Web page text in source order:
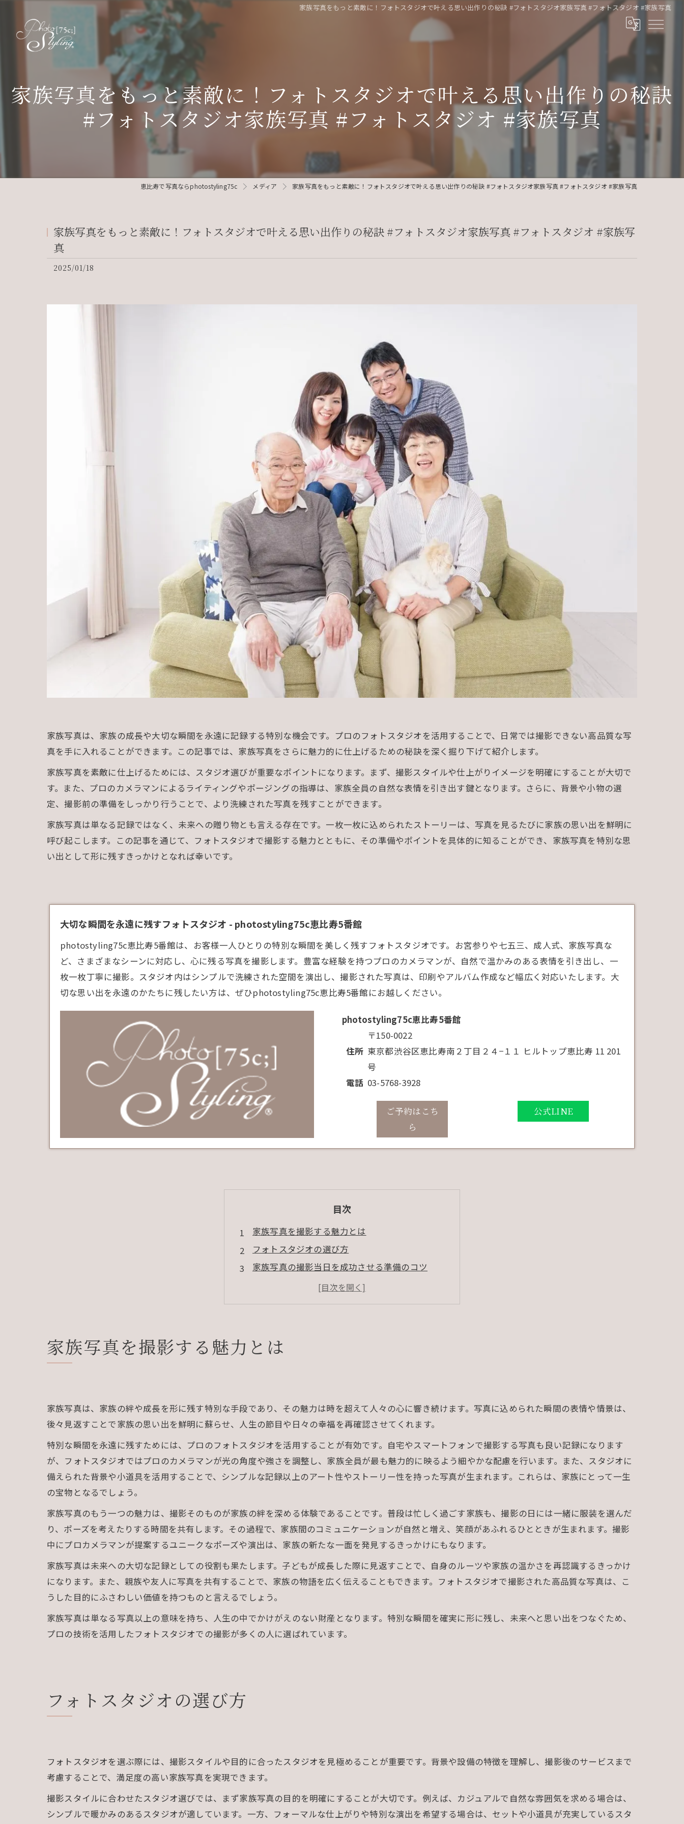
家族写真をもっと素敵に！フォトスタジオで叶える思い出作りの秘訣 #フォトスタジオ家族写真 #フォトスタジオ #家族写真
家族写真をもっと素敵に！フォトスタジオで叶える思い出作りの秘訣
#フォトスタジオ家族写真 #フォトスタジオ #家族写真
恵比寿で写真ならphotostyling75c メディア 家族写真をもっと素敵に！フォトスタジオで叶える思い出作りの秘訣 #フォトスタジオ家族写真 #フォトスタジオ #家族写真
家族写真をもっと素敵に！フォトスタジオで叶える思い出作りの秘訣 #フォトスタジオ家族写真 #フォトスタジオ #家族写
真
2025/01/18
家族写真は、家族の成長や大切な瞬間を永遠に記録する特別な機会です。プロのフォトスタジオを活用することで、日常では撮影できない高品質な写
真を手に入れることができます。この記事では、家族写真をさらに魅力的に仕上げるための秘訣を深く掘り下げて紹介します。
家族写真を素敵に仕上げるためには、スタジオ選びが重要なポイントになります。まず、撮影スタイルや仕上がりイメージを明確にすることが大切で
す。また、プロのカメラマンによるライティングやポージングの指導は、家族全員の自然な表情を引き出す鍵となります。さらに、背景や小物の選
定、撮影前の準備をしっかり行うことで、より洗練された写真を残すことができます。
家族写真は単なる記録ではなく、未来への贈り物とも言える存在です。一枚一枚に込められたストーリーは、写真を見るたびに家族の思い出を鮮明に
呼び起こします。この記事を通じて、フォトスタジオで撮影する魅力とともに、その準備やポイントを具体的に知ることができ、家族写真を特別な思
い出として形に残すきっかけとなれば幸いです。
大切な瞬間を永遠に残すフォトスタジオ - photostyling75c恵比寿5番館
photostyling75c恵比寿5番館は、お客様一人ひとりの特別な瞬間を美しく残すフォトスタジオです。お宮参りや七五三、成人式、家族写真な
ど、さまざまなシーンに対応し、心に残る写真を撮影します。豊富な経験を持つプロのカメラマンが、自然で温かみのある表情を引き出し、一
枚一枚丁寧に撮影。スタジオ内はシンプルで洗練された空間を演出し、撮影された写真は、印刷やアルバム作成など幅広く対応いたします。大
切な思い出を永遠のかたちに残したい方は、ぜひphotostyling75c恵比寿5番館にお越しください。
photostyling75c恵比寿5番館
住所
〒150-0022
東京都渋谷区恵比寿南２丁目２４−１１ ヒルトップ恵比寿 11 201
号
電話 03-5768-3928
ご予約はこち
ら
公式LINE
目次
家族写真を撮影する魅力とは
フォトスタジオの選び方
家族写真の撮影当日を成功させる準備のコツ
フォトスタジオ撮影で活用したいアイデア集
家族写真を最大限に活かすための活用方法
よくある質問
会社概要
家族写真を撮影する魅力とは
家族写真は、家族の絆や成長を形に残す特別な手段であり、その魅力は時を超えて人々の心に響き続けます。写真に込められた瞬間の表情や情景は、
後々見返すことで家族の思い出を鮮明に蘇らせ、人生の節目や日々の幸福を再確認させてくれます。
特別な瞬間を永遠に残すためには、プロのフォトスタジオを活用することが有効です。自宅やスマートフォンで撮影する写真も良い記録になります
が、フォトスタジオではプロのカメラマンが光の角度や強さを調整し、家族全員が最も魅力的に映るよう細やかな配慮を行います。また、スタジオに
備えられた背景や小道具を活用することで、シンプルな記録以上のアート性やストーリー性を持った写真が生まれます。これらは、家族にとって一生
の宝物となるでしょう。
家族写真のもう一つの魅力は、撮影そのものが家族の絆を深める体験であることです。普段は忙しく過ごす家族も、撮影の日には一緒に服装を選んだ
り、ポーズを考えたりする時間を共有します。その過程で、家族間のコミュニケーションが自然と増え、笑顔があふれるひとときが生まれます。撮影
中にプロカメラマンが提案するユニークなポーズや演出は、家族の新たな一面を発見するきっかけにもなります。
家族写真は未来への大切な記録としての役割も果たします。子どもが成長した際に見返すことで、自身のルーツや家族の温かさを再認識するきっかけ
になります。また、親族や友人に写真を共有することで、家族の物語を広く伝えることもできます。フォトスタジオで撮影された高品質な写真は、こ
うした目的にふさわしい価値を持つものと言えるでしょう。
家族写真は単なる写真以上の意味を持ち、人生の中でかけがえのない財産となります。特別な瞬間を確実に形に残し、未来へと思い出をつなぐため、
プロの技術を活用したフォトスタジオでの撮影が多くの人に選ばれています。
フォトスタジオの選び方
フォトスタジオを選ぶ際には、撮影スタイルや目的に合ったスタジオを見極めることが重要です。背景や設備の特徴を理解し、撮影後のサービスまで
考慮することで、満足度の高い家族写真を実現できます。
撮影スタイルに合わせたスタジオ選びでは、まず家族写真の目的を明確にすることが大切です。例えば、カジュアルで自然な雰囲気を求める場合は、
シンプルで暖かみのあるスタジオが適しています。一方、フォーマルな仕上がりや特別な演出を希望する場合は、セットや小道具が充実しているスタ